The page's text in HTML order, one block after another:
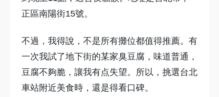
正區南陽街15號。
不過，我得說，不是所有攤位都值得推薦。有
一次我試了地下街的某家臭豆腐，味道普通，
豆腐不夠脆，讓我有点失望。所以，挑選台北
車站附近美食時，還是得看口碑。